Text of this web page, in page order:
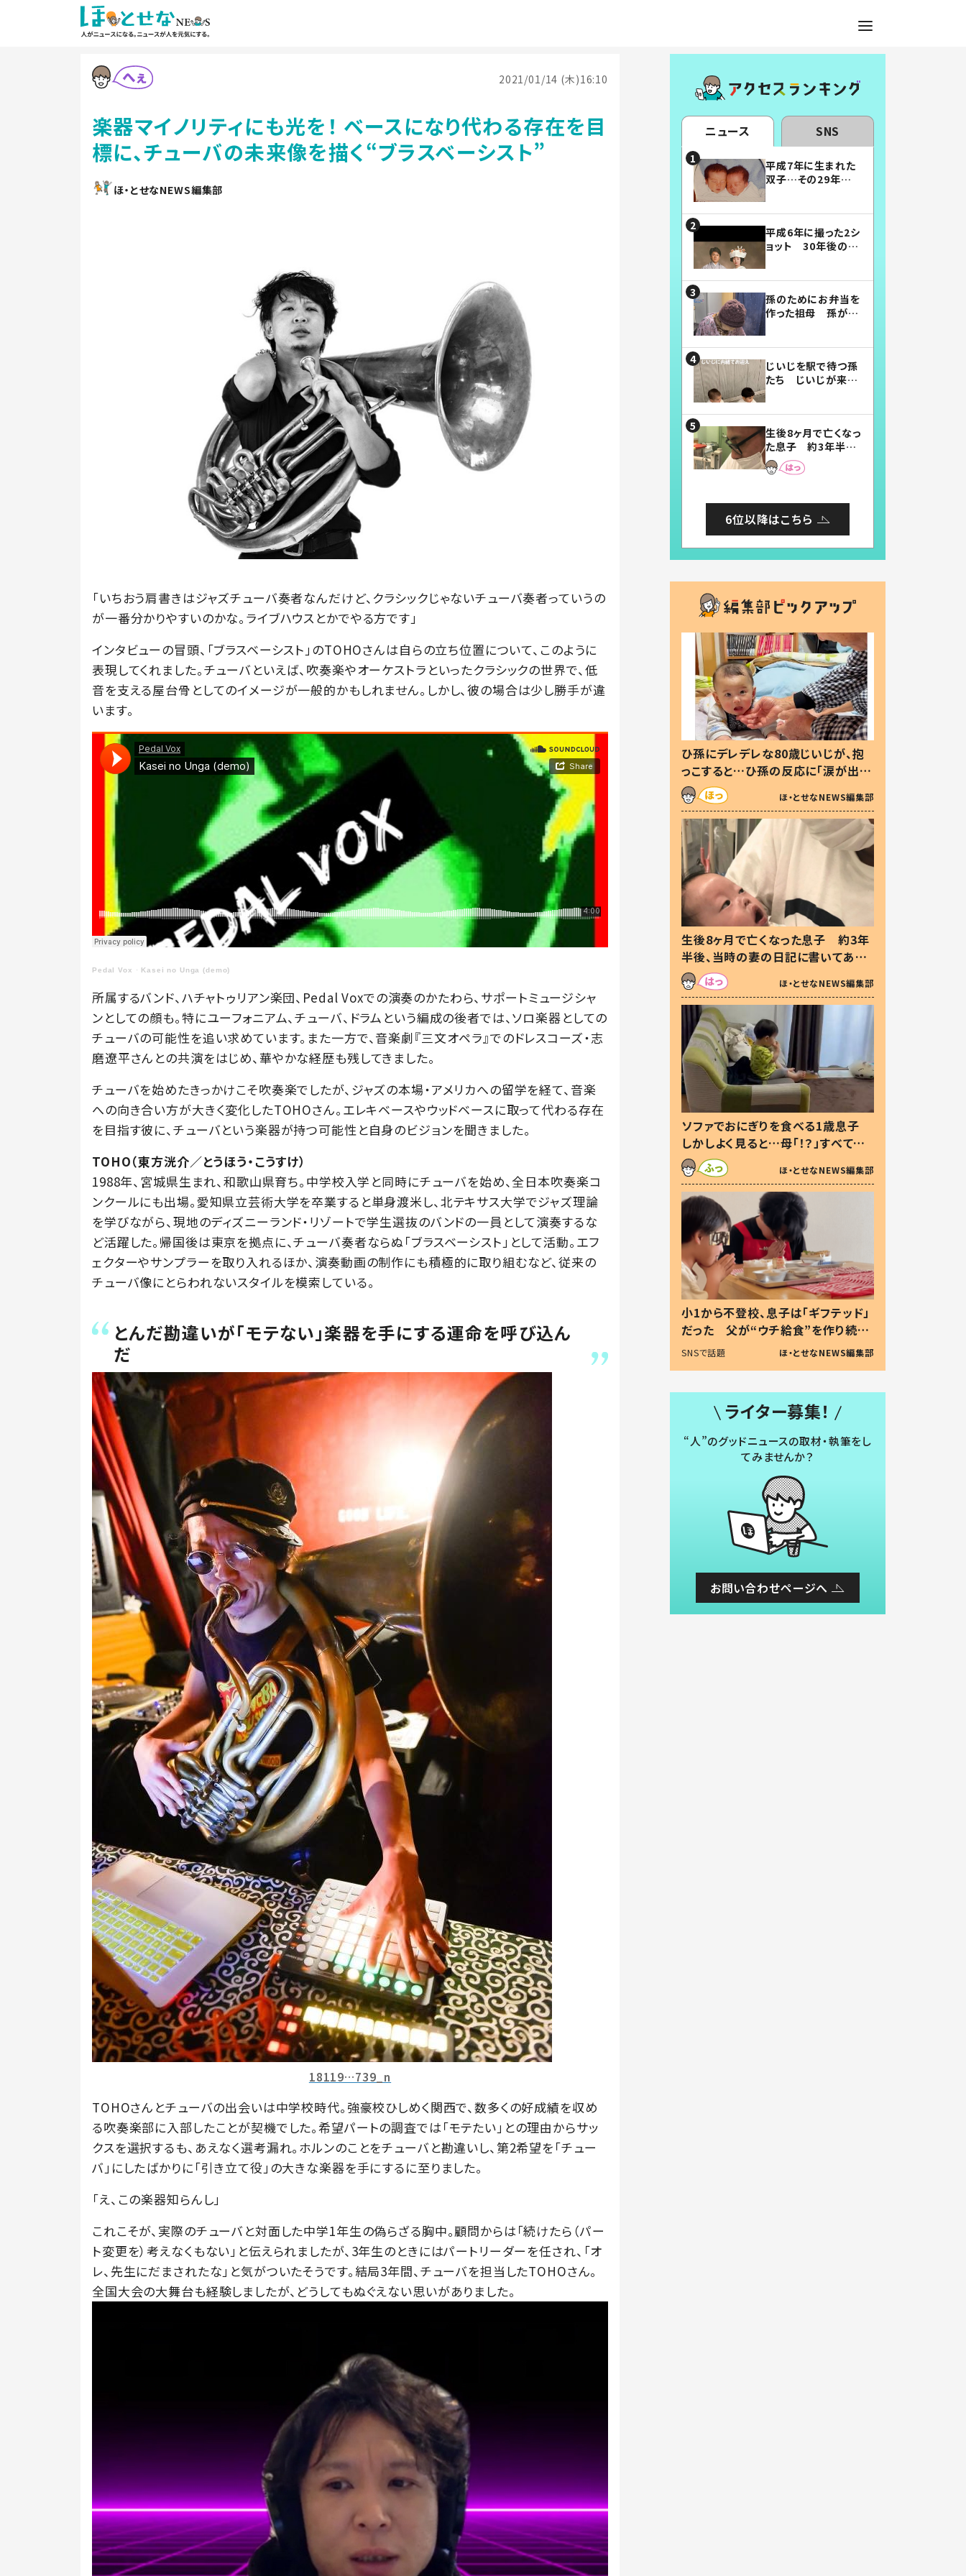
2021/01/14 (木)16:10
楽器マイノリティにも光を！ ベースになり代わる存在を目
標に、チューバの未来像を描く“ブラスベーシスト”
ほ・とせなNEWS編集部
「いちおう肩書きはジャズチューバ奏者なんだけど、クラシックじゃないチューバ奏者っていうの
が一番分かりやすいのかな。ライブハウスとかでやる方です」
インタビューの冒頭、「ブラスベーシスト」のTOHOさんは自らの立ち位置について、このように
表現してくれました。チューバといえば、吹奏楽やオーケストラといったクラシックの世界で、低
音を支える屋台骨としてのイメージが一般的かもしれません。しかし、彼の場合は少し勝手が違
います。
Pedal Vox · Kasei no Unga (demo)
所属するバンド、ハチャトゥリアン楽団、Pedal Voxでの演奏のかたわら、サポートミュージシャ
ンとしての顔も。特にユーフォニアム、チューバ、ドラムという編成の後者では、ソロ楽器としての
チューバの可能性を追い求めています。また一方で、音楽劇『三文オペラ』でのドレスコーズ・志
磨遼平さんとの共演をはじめ、華やかな経歴も残してきました。
チューバを始めたきっかけこそ吹奏楽でしたが、ジャズの本場・アメリカへの留学を経て、音楽
への向き合い方が大きく変化したTOHOさん。エレキベースやウッドベースに取って代わる存在
を目指す彼に、チューバという楽器が持つ可能性と自身のビジョンを聞きました。
TOHO（東方洸介／とうほう・こうすけ）
1988年、宮城県生まれ、和歌山県育ち。中学校入学と同時にチューバを始め、全日本吹奏楽コ
ンクールにも出場。愛知県立芸術大学を卒業すると単身渡米し、北テキサス大学でジャズ理論
を学びながら、現地のディズニーランド・リゾートで学生選抜のバンドの一員として演奏するな
ど活躍した。帰国後は東京を拠点に、チューバ奏者ならぬ「ブラスベーシスト」として活動。エフ
ェクターやサンプラーを取り入れるほか、演奏動画の制作にも積極的に取り組むなど、従来の
チューバ像にとらわれないスタイルを模索している。
とんだ勘違いが「モテない」楽器を手にする運命を呼び込ん
だ
18119…739_n
TOHOさんとチューバの出会いは中学校時代。強豪校ひしめく関西で、数多くの好成績を収め
る吹奏楽部に入部したことが契機でした。希望パートの調査では「モテたい」との理由からサッ
クスを選択するも、あえなく選考漏れ。ホルンのことをチューバと勘違いし、第2希望を「チュー
バ」にしたばかりに「引き立て役」の大きな楽器を手にするに至りました。
「え、この楽器知らんし」
これこそが、実際のチューバと対面した中学1年生の偽らざる胸中。顧問からは「続けたら（パー
ト変更を）考えなくもない」と伝えられましたが、3年生のときにはパートリーダーを任され、「オ
レ、先生にだまされたな」と気がついたそうです。結局3年間、チューバを担当したTOHOさん。
全国大会の大舞台も経験しましたが、どうしてもぬぐえない思いがありました。
ニュース SNS
平成7年に生まれた
双子…その29年後
平成6年に撮った2シ
ョット 30年後の姿
孫のためにお弁当を
作った祖母 孫が絶
じいじを駅で待つ孫
たち じいじが来た
まらない」「幸せにな
れる」
生後8ヶ月で亡くなっ
た息子 約3年半
後、当時の妻の日記
に書いてあった本音
6位以降はこちら
ひ孫にデレデレな80歳じいじが、抱
っこすると…ひ孫の反応に「涙が出ま
した」「可愛くて仕方ない」
ほ・とせなNEWS編集部
生後8ヶ月で亡くなった息子 約3年
半後、当時の妻の日記に書いてあっ
た本音とは
ほ・とせなNEWS編集部
ソファでおにぎりを食べる1歳息子
しかしよく見ると…母「！？」すべてを
察した母の投稿に「可愛いから許
す！」「現行犯〜」
ほ・とせなNEWS編集部
小1から不登校、息子は「ギフテッド」
だった 父が“ウチ給食”を作り続け
る理由とは #令和の親 #令和の子
SNSで話題 ほ・とせなNEWS編集部
ライター募集！
“人”のグッドニュースの取材・執筆をし
てみませんか？
お問い合わせページへ